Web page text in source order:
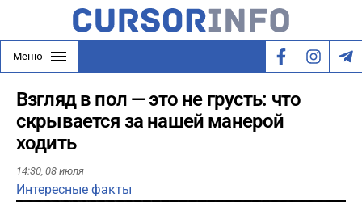
Меню
Взгляд в пол — это не грусть: что
скрывается за нашей манерой
ходить
14:30, 08 июля
Интересные факты